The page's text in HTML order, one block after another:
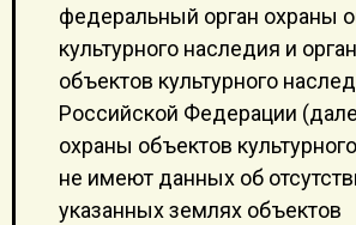
федеральный орган охраны
культурного наследия и
объектов культурного
Российской Федерации
охраны объектов
не имеют данных об
указанных землях объектов